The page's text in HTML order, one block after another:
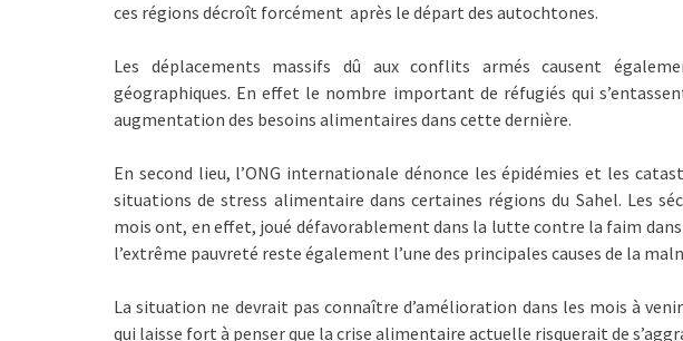
ces régions décroît forcément après le départ des autochtones.
Les déplacements massifs dû aux conflits armés causent
géographiques. En effet le nombre important de réfugiés qui
augmentation des besoins alimentaires dans cette dernière.
En second lieu, l’ONG internationale dénonce les épidémies et les
situations de stress alimentaire dans certaines régions du Sahel. Les
mois ont, en effet, joué défavorablement dans la lutte contre la faim dans
l’extrême pauvreté reste également l’une des principales causes de la
La situation ne devrait pas connaître d’amélioration dans les mois à
qui laisse fort à penser que la crise alimentaire actuelle risquerait de